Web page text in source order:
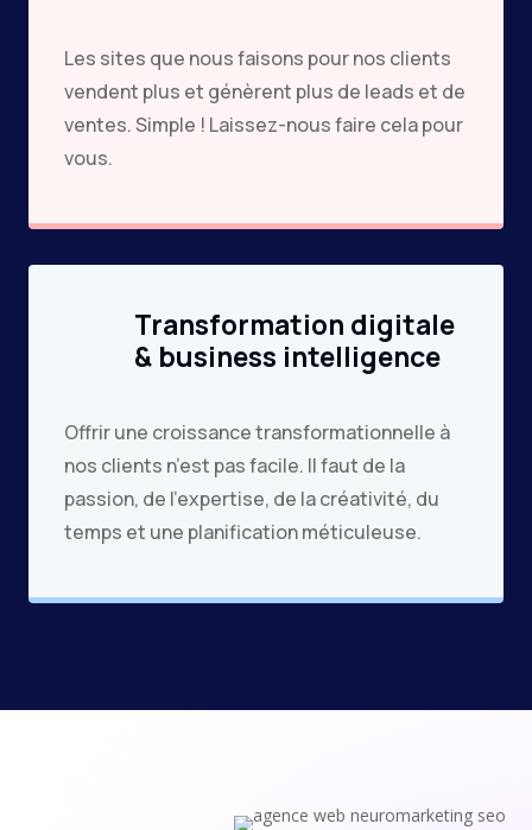
Les sites que nous faisons pour nos clients
vendent plus et génèrent plus de leads et de
ventes. Simple ! Laissez-nous faire cela pour
vous.
Transformation digitale
& business intelligence
Offrir une croissance transformationnelle à
nos clients n’est pas facile. Il faut de la
passion, de l’expertise, de la créativité, du
temps et une planification méticuleuse.